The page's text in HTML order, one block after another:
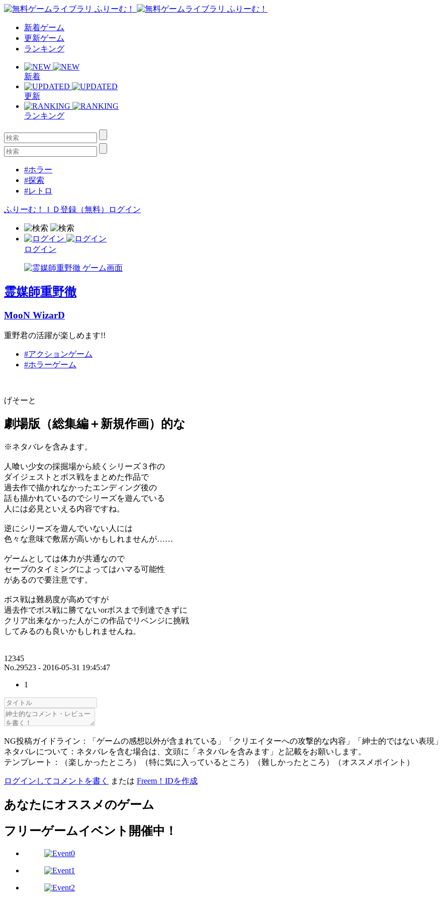
新着ゲーム
更新ゲーム
ランキング
新着
更新
ランキング
#ホラー
#探索
#レトロ
ふりーむ！ＩＤ登録（無料） ログイン
ログイン
霊媒師重野徹
MooN WizarD
重野君の活躍が楽しめます!!
#アクションゲーム
#ホラーゲーム
げそーと
劇場版（総集編＋新規作画）的な
※ネタバレを含みます。
人喰い少女の採掘場から続くシリーズ３作の
ダイジェストとボス戦をまとめた作品で
過去作で描かれなかったエンディング後の
話も描かれているのでシリーズを遊んでいる
人には必見といえる内容ですね。
逆にシリーズを遊んでいない人には
色々な意味で敷居が高いかもしれませんが……
ゲームとしては体力が共通なので
セーブのタイミングによってはハマる可能性
があるので要注意です。
ボス戦は難易度が高めですが
過去作でボス戦に勝てないorボスまで到達できずに
クリア出来なかった人がこの作品でリベンジに挑戦
してみるのも良いかもしれませんね。
12345
No.29523 - 2016-05-31 19:45:47
1
NG投稿ガイドライン：「ゲームの感想以外が含まれている」「クリエイターへの攻撃的な内容」「紳士的ではない表現」
ネタバレについて：ネタバレを含む場合は、文頭に「ネタバレを含みます」と記載をお願いします。
テンプレート：（楽しかったところ）（特に気に入っているところ）（難しかったところ）（オススメポイント）
ログインしてコメントを書く または Freem！IDを作成
あなたにオススメのゲーム
フリーゲームイベント開催中！